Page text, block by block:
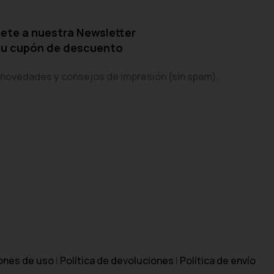
a nuestra Newsletter
cupón de descuento
y consejos de impresión (sin spam).
de uso| Política de devoluciones | Política de envío